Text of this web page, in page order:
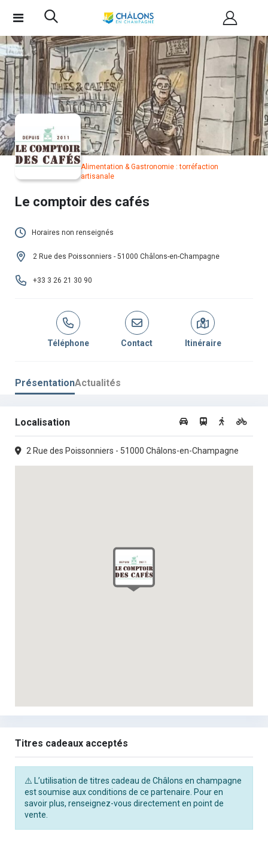
Alimentation & Gastronomie : torréfaction
artisanale
Le comptoir des cafés
Horaires non renseignés
Cet établissement n'a pas encore renseigné
2 Rue des Poissonniers - 51000 Châlons-en-Champagne
+33 3 26 21 30 90
Téléphone Contact Itinéraire
PrésentationActualités
Localisation
2 Rue des Poissonniers - 51000 Châlons-en-Champagne
Titres cadeaux acceptés
⚠️ L’utilisation de titres cadeau de Châlons en champagne
est soumise aux conditions de ce partenaire. Pour en
savoir plus, renseignez-vous directement en point de
vente.